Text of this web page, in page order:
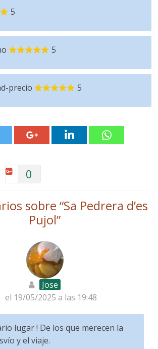
5
5
precio 5
0
sobre “Sa Pedrera d’es
Pujol”
Jose
el 19/05/2025 a las 19:48
lugar ! De los que merecen la
y el viaje.